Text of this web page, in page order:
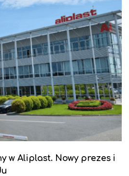
w Aliplast. Nowy prezes i